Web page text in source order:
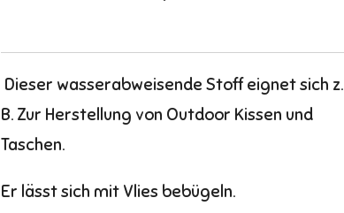
Dieser wasserabweisende Stoff eignet sich z.
B. Zur Herstellung von Outdoor Kissen und
Taschen.
Er lässt sich mit Vlies bebügeln.